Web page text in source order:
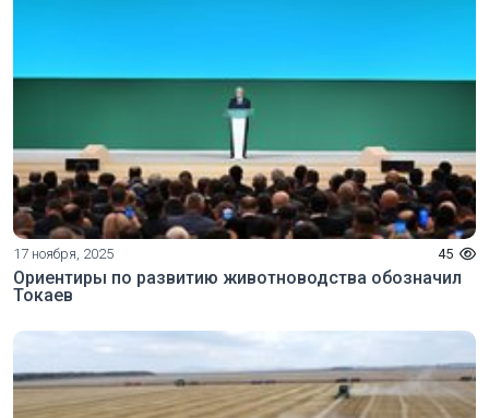
17 ноября, 2025 45
Ориентиры по развитию животноводства обозначил
Токаев